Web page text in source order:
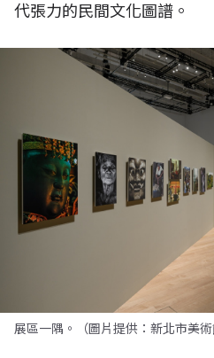
代張力的民間文化圖譜。
展區一隅。（圖片提供：新北市美術